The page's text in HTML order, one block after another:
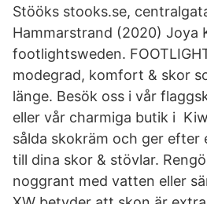
Stööks stooks.se,
Hammarstrand (2020) Joya
footlightsweden.
modegrad, komfort & skor
länge. Besök oss i vår
eller vår charmiga butik i
sålda skokräm och ger efter
till dina skor & stövlar.
noggrant med vatten eller